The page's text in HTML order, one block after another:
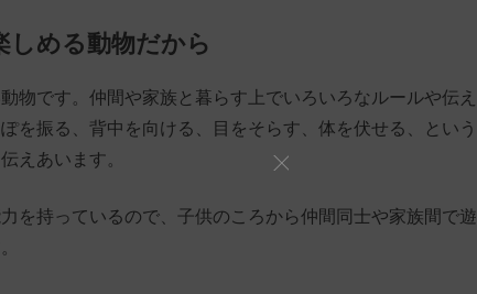
しめる動物だから
物です。仲間や家族と暮らす上でいろいろなルールや伝え
を振る、背中を向ける、目をそらす、体を伏せる、という
えあいます。
を持っているので、子供のころから仲間同士や家族間で遊